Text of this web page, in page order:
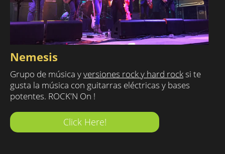
Nemesis
Grupo de música yversiones rock y hard rocksi te
gusta la música con guitarras eléctricas y bases
potentes. ROCK'N On !
Click Here!